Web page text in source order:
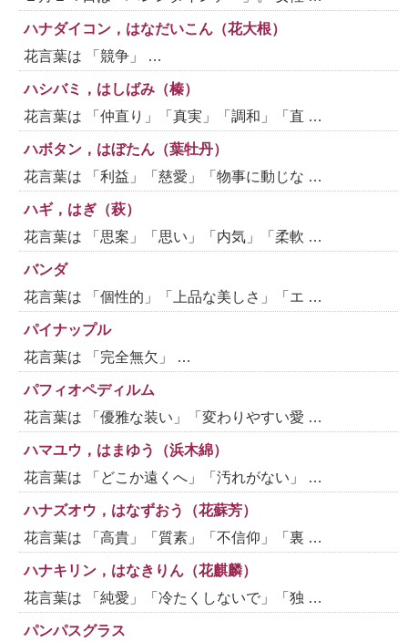
ハナダイコン，はなだいこん（花大根）
花言葉は 「競争」 …
ハシバミ，はしばみ（榛）
花言葉は 「仲直り」「真実」「調和」「直 …
ハボタン，はぼたん（葉牡丹）
花言葉は 「利益」「慈愛」「物事に動じな …
ハギ，はぎ（萩）
花言葉は 「思案」「思い」「内気」「柔軟 …
バンダ
花言葉は 「個性的」「上品な美しさ」「エ …
パイナップル
花言葉は 「完全無欠」 …
パフィオペディルム
花言葉は 「優雅な装い」「変わりやすい愛 …
ハマユウ，はまゆう（浜木綿）
花言葉は 「どこか遠くへ」「汚れがない」 …
ハナズオウ，はなずおう（花蘇芳）
花言葉は 「高貴」「質素」「不信仰」「裏 …
ハナキリン，はなきりん（花麒麟）
花言葉は 「純愛」「冷たくしないで」「独 …
パンパスグラス